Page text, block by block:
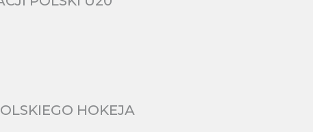
HOKEJA